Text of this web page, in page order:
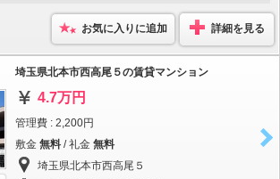
お気に入りに追加 詳細を見る
埼玉県北本市西高尾５の賃貸マンション
4.7万円
管理費 : 2,200円
敷金 無料 / 礼金 無料
埼玉県北本市西高尾５